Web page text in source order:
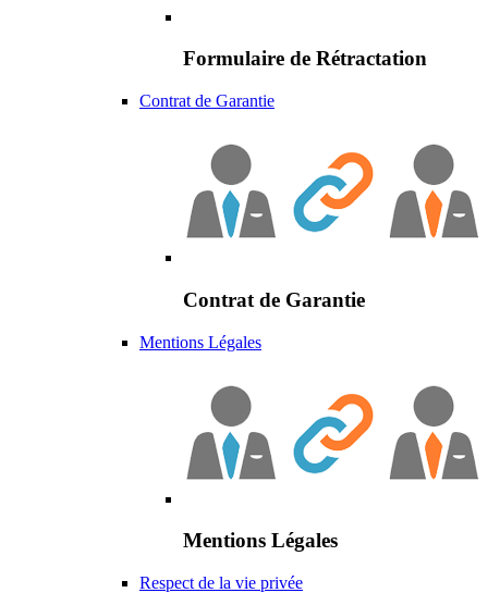
Formulaire de Rétractation
Contrat de Garantie
Contrat de Garantie
Mentions Légales
Mentions Légales
Respect de la vie privée